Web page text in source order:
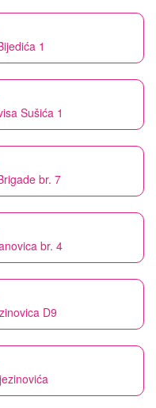
1
Sušića 1
br. 7
br. 4
D9